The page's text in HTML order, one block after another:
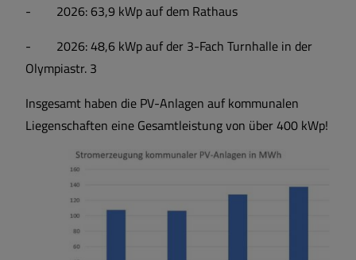
- 2026: 63,9 kWp auf dem Rathaus
- 2026: 48,6 kWp auf der 3-Fach Turnhalle in der
Olympiastr. 3
Insgesamt haben die PV-Anlagen auf kommunalen
Liegenschaften eine Gesamtleistung von über 400 kWp!